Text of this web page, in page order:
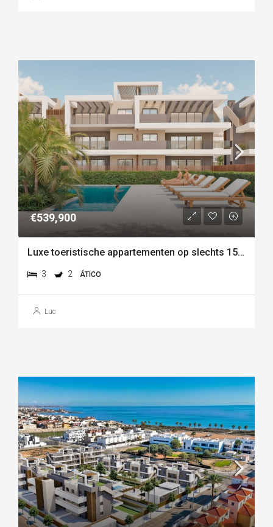
€539,900
Luxe toeristische appartementen op slechts 150 meter van het strand van las higuericas – torre de la
3 2 ÁTICO
Luc